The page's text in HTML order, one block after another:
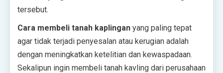
tersebut.
Cara membeli tanah kaplingan yang paling tepat
agar tidak terjadi penyesalan atau kerugian adalah
dengan meningkatkan ketelitian dan kewaspadaan.
Sekalipun ingin membeli tanah kavling dari perusahaan